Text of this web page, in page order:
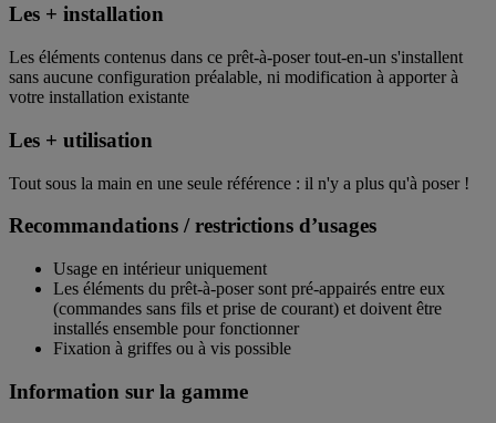
Les + installation
Les éléments contenus dans ce prêt-à-poser tout-en-un s'installent
sans aucune configuration préalable, ni modification à apporter à
votre installation existante
Les + utilisation
Tout sous la main en une seule référence : il n'y a plus qu'à poser !
Recommandations / restrictions d’usages
Usage en intérieur uniquement
Les éléments du prêt-à-poser sont pré-appairés entre eux
(commandes sans fils et prise de courant) et doivent être
installés ensemble pour fonctionner
Fixation à griffes ou à vis possible
Information sur la gamme